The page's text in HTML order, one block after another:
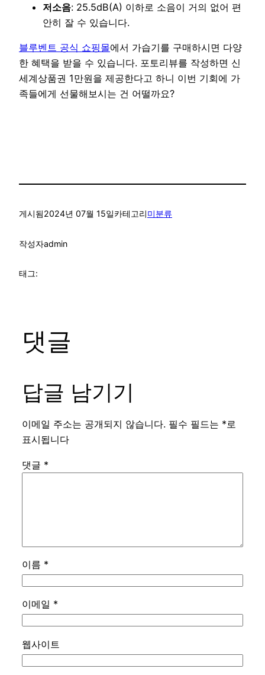
저소음: 25.5dB(A) 이하로 소음이 거의 없어 편
안히 잘 수 있습니다.
블루벤트 공식 쇼핑몰에서 가습기를 구매하시면 다양
한 혜택을 받을 수 있습니다. 포토리뷰를 작성하면 신
세계상품권 1만원을 제공한다고 하니 이번 기회에 가
족들에게 선물해보시는 건 어떨까요?
게시됨2024년 07월 15일카테고리미분류
작성자admin
태그:
댓글
답글 남기기
이메일 주소는 공개되지 않습니다. 필수 필드는 *로
표시됩니다
댓글 *
이름 *
이메일 *
웹사이트